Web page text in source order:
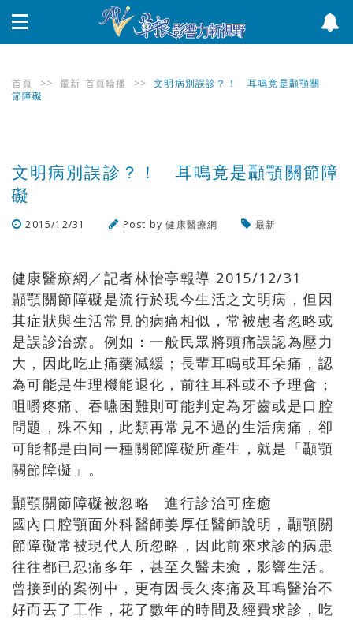
首頁 >> 最新 首頁輪播 >>
文明病別誤診？！ 耳鳴竟是顳顎關
節障礙
文明病別誤診？！ 耳鳴竟是顳顎關節障
礙
2015/12/31 Post by健康醫療網
最新
健康醫療網／記者林怡亭報導 2015/12/31
顳顎關節障礙是流行於現今生活之文明病，但因
其症狀與生活常見的病痛相似，常被患者忽略或
是誤診治療。例如：一般民眾將頭痛誤認為壓力
大，因此吃止痛藥減緩；長輩耳鳴或耳朵痛，認
為可能是生理機能退化，前往耳科或不予理會；
咀嚼疼痛、吞嚥困難則可能判定為牙齒或是口腔
問題，殊不知，此類再常見不過的生活病痛，卻
可能都是由同一種關節障礙所產生，就是「顳顎
關節障礙」。
顳顎關節障礙被忽略 進行診治可痊癒
國內口腔顎面外科醫師姜厚任醫師說明，顳顎關
節障礙常被現代人所忽略，因此前來求診的病患
往往都已忍痛多年，甚至久醫未癒，影響生活。
曾接到的案例中，更有因長久疼痛及耳鳴醫治不
好而丟了工作，花了數年的時間及經費求診，吃